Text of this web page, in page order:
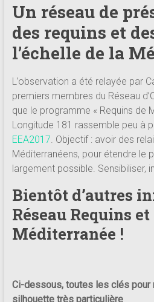
Un réseau de
des requins et
l’échelle de la
L’observation a été relayée par
premiers membres du Réseau
que le programme « Requins de
Longitude 181 rassemble peu à
EEA2017. Objectif : avoir des
Méditerranéens, pour étendre le
largement possible. Sensibiliser,
Bientôt d’autres
Réseau Requins et
Méditerranée !
Ci-dessous, toutes les clés pour
silhouette très particulière